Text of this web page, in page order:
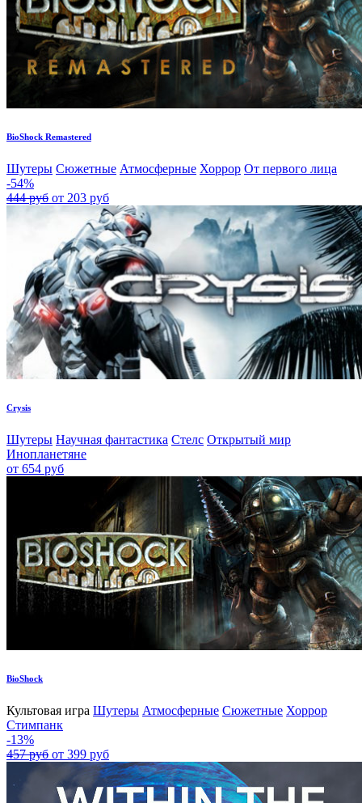
BioShock Remastered
Шутеры Сюжетные Атмосферные Хоррор От первого лица
-54%
444 руб от 203 руб
Crysis
Шутеры Научная фантастика Стелс Открытый мир
Инопланетяне
от 654 руб
BioShock
Культовая игра Шутеры Атмосферные Сюжетные Хоррор
Стимпанк
-13%
457 руб от 399 руб